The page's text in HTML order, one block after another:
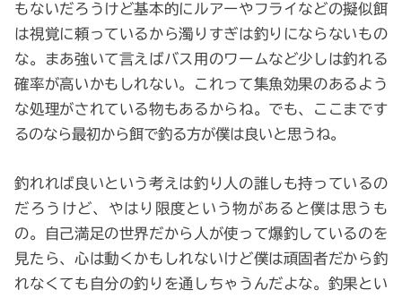
もないだろうけど基本的にルアーやフライなどの擬似餌
は視覚に頼っているから濁りすぎは釣りにならないもの
な。まあ強いて言えばバス用のワームなど少しは釣れる
確率が高いかもしれない。これって集魚効果のあるよう
な処理がされている物もあるからね。でも、ここまです
るのなら最初から餌で釣る方が僕は良いと思うね。
釣れれば良いという考えは釣り人の誰しも持っているの
だろうけど、やはり限度という物があると僕は思うも
の。自己満足の世界だから人が使って爆釣しているのを
見たら、心は動くかもしれないけど僕は頑固者だから釣
れなくても自分の釣りを通しちゃうんだよな。釣果とい